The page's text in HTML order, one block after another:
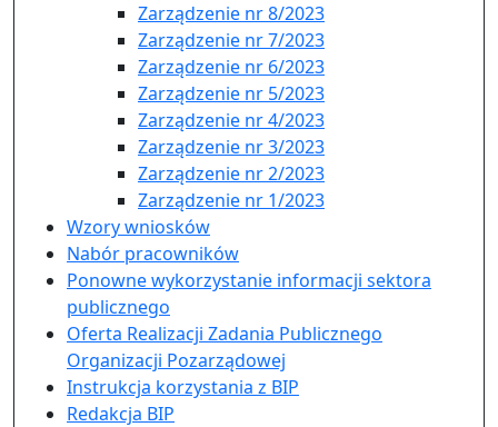
Zarządzenie nr 8/2023
Zarządzenie nr 7/2023
Zarządzenie nr 6/2023
Zarządzenie nr 5/2023
Zarządzenie nr 4/2023
Zarządzenie nr 3/2023
Zarządzenie nr 2/2023
Zarządzenie nr 1/2023
Wzory wniosków
Nabór pracowników
Ponowne wykorzystanie informacji sektora
publicznego
Oferta Realizacji Zadania Publicznego
Organizacji Pozarządowej
Instrukcja korzystania z BIP
Redakcja BIP